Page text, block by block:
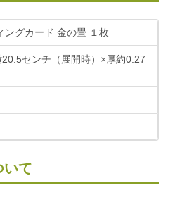
ングカード 金の畳 １枚
センチ（展開時）×厚約0.27
いて